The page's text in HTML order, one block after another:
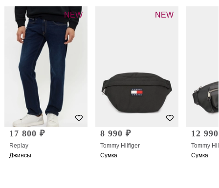
NEW
17 800 ₽
Replay
Джинсы
NEW
8 990 ₽
Tommy Hilfiger
Сумка
12
Tommy
Сумка